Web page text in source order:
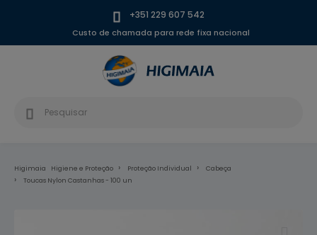
+351 229 607 542
Custo de chamada para rede fixa nacional
Higimaia Higiene e Proteção Proteção Individual
Cabeça
Toucas Nylon Castanhas - 100 un